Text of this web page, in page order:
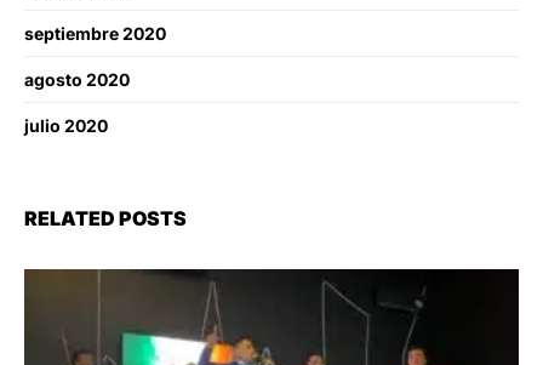
septiembre 2020
agosto 2020
julio 2020
RELATED POSTS